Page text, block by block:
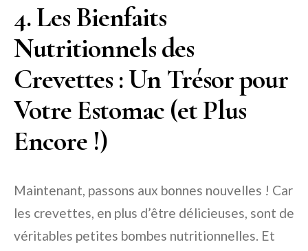
4. Les Bienfaits
Nutritionnels des
Crevettes : Un Trésor pour
Votre Estomac (et Plus
Encore !)
Maintenant, passons aux bonnes nouvelles ! Car
les crevettes, en plus d’être délicieuses, sont de
véritables petites bombes nutritionnelles. Et